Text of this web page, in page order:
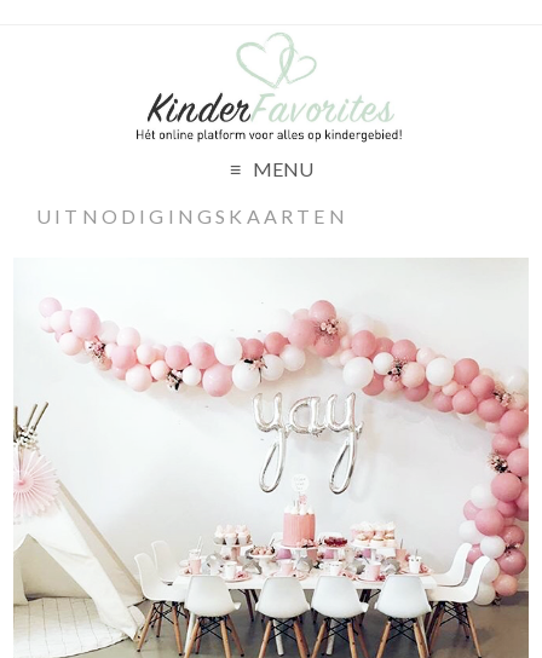
MENU
UITNODIGINGSKAARTEN